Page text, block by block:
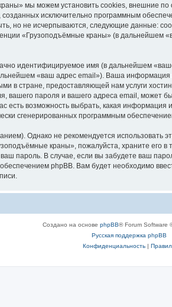
мы можем установить cookies, внешние
созданных исключительно программным
но не исчерпываются, следующие данные:
«Грузоподъёмные краны» (в дальнейшем
идентифицируемое имя (в дальнейшем
«ваш адрес email»). Ваша
в стране, предоставляющей нам услуги
пароля и вашего адреса email, может
возможность выбрать, какая информация
сгенерированных программным
Однако не рекомендуется использовать
краны», пожалуйста, храните его
пароль. В случае, если вы забудете ваш
phpBB. Вам будет необходимо
Создано на основе phpBB® Forum Software
Русская поддержка phpBB
Конфиденциальность|